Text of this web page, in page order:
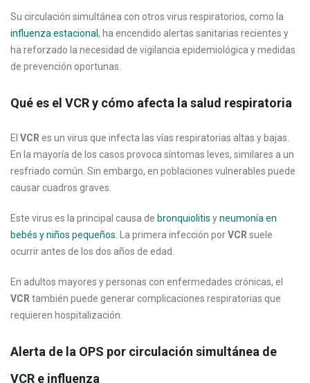
Su circulación simultánea con otros virus respiratorios, como la
influenza estacional , ha encendido alertas sanitarias recientes y
ha reforzado la necesidad de vigilancia epidemiológica y medidas
de prevención oportunas.
Qué es el VCR y cómo afecta la salud respiratoria
El VCR es un virus que infecta las vías respiratorias altas y bajas.
En la mayoría de los casos provoca síntomas leves, similares a un
resfriado común. Sin embargo, en poblaciones vulnerables puede
causar cuadros graves.
Este virus es la principal causa de bronquiolitis yneumonía en
bebés y niños pequeños.
La primera infección porVCR suele
ocurrir antes de los dos años de edad.
En adultos mayores y personas con enfermedades crónicas, el
VCR también puede generar complicaciones respiratorias que
requieren hospitalización.
Alerta de la OPS por circulación simultánea de
VCR e influenza